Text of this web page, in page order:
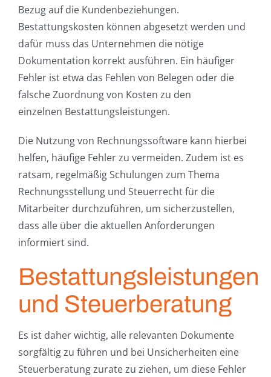
Bezug auf die Kundenbeziehungen.
Bestattungskosten können abgesetzt werden und
dafür muss das Unternehmen die nötige
Dokumentation korrekt ausführen. Ein häufiger
Fehler ist etwa das Fehlen von Belegen oder die
falsche Zuordnung von Kosten zu den
einzelnen Bestattungsleistungen.
Die Nutzung von Rechnungssoftware kann hierbei
helfen, häufige Fehler zu vermeiden. Zudem ist es
ratsam, regelmäßig Schulungen zum Thema
Rechnungsstellung und Steuerrecht für die
Mitarbeiter durchzuführen, um sicherzustellen,
dass alle über die aktuellen Anforderungen
informiert sind.
Bestattungsleistungen
und Steuerberatung
Es ist daher wichtig, alle relevanten Dokumente
sorgfältig zu führen und bei Unsicherheiten eine
Steuerberatung zurate zu ziehen, um diese Fehler